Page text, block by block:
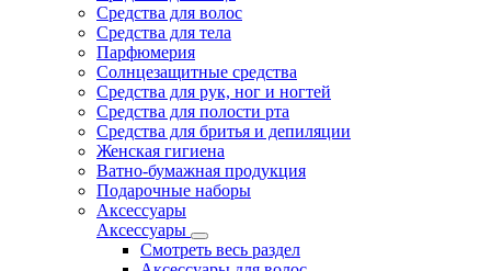
Средства для волос
Средства для тела
Парфюмерия
Солнцезащитные средства
Средства для рук, ног и ногтей
Средства для полости рта
Средства для бритья и депиляции
Женская гигиена
Ватно-бумажная продукция
Подарочные наборы
Аксессуары
Аксессуары
Смотреть весь раздел